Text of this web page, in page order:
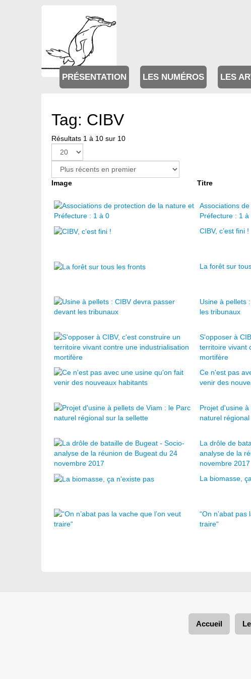
PRÉSENTATION LES NUMÉROS LES
Tag: CIBV
Résultats 1 à 10 sur 10
Image Titre
Associations
Préfecture : 1 à
CIBV, c’est fini !
La forêt sur
Usine à pellets
les tribunaux
S'opposer à
territoire vivant
mortifère
Ce n'est pas
venir des
Projet d'usine
naturel
La drôle de
analyse de la
novembre 2017
La biomasse,
“On n’abat pas
traire“
Accueil